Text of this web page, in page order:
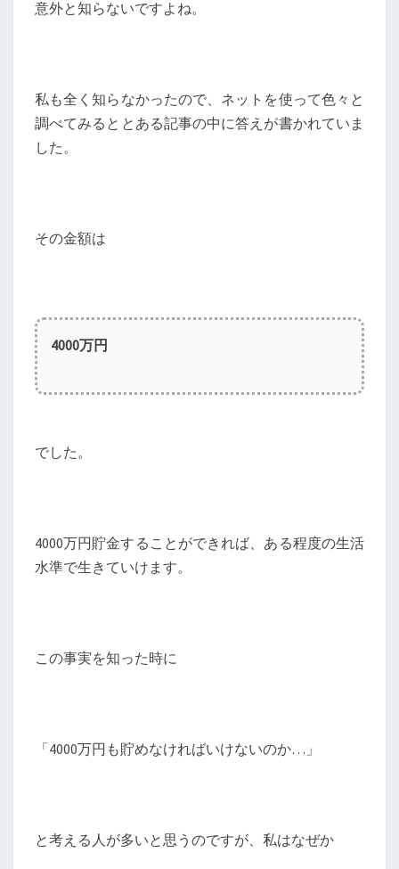
意外と知らないですよね。
私も全く知らなかったので、ネットを使って色々と
調べてみるととある記事の中に答えが書かれていま
した。
その金額は
4000万円
でした。
4000万円貯金することができれば、ある程度の生活
水準で生きていけます。
この事実を知った時に
「4000万円も貯めなければいけないのか…」
と考える人が多いと思うのですが、私はなぜか